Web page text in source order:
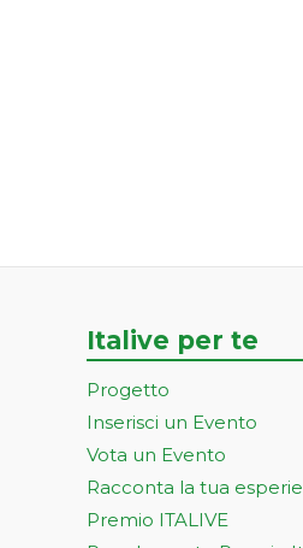
Italive per te
Progetto
Inserisci un Evento
Vota un Evento
Racconta la tua
Premio ITALIVE